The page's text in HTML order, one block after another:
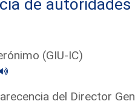
de
(GIU-IC)
del Director